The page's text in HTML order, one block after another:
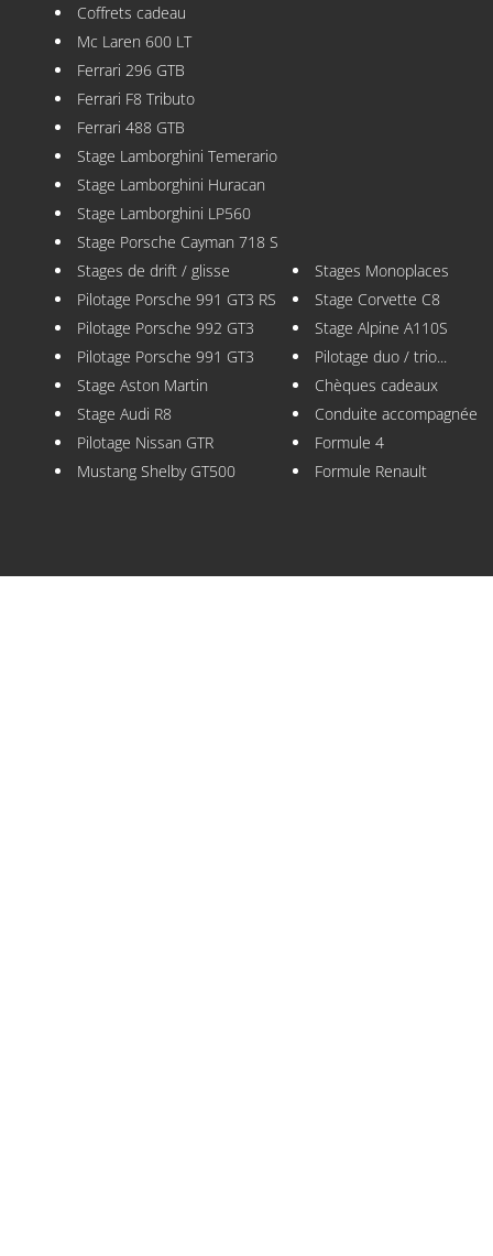
Coffrets cadeau
Mc Laren 600 LT
Ferrari 296 GTB
Ferrari F8 Tributo
Ferrari 488 GTB
Stage Lamborghini Temerario
Stage Lamborghini Huracan
Stage Lamborghini LP560
Stage Porsche Cayman 718 S
Stages de drift / glisse
Pilotage Porsche 991 GT3 RS
Pilotage Porsche 992 GT3
Pilotage Porsche 991 GT3
Stage Aston Martin
Stage Audi R8
Pilotage Nissan GTR
Mustang Shelby GT500
Stages Monoplaces
Stage Corvette C8
Stage Alpine A110S
Pilotage duo / trio...
Chèques cadeaux
Conduite accompagnée
Formule 4
Formule Renault